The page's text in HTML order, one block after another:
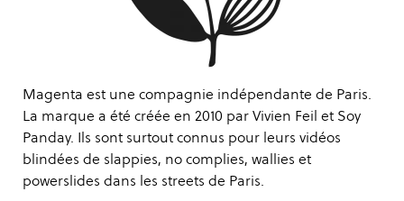
Magenta est une compagnie indépendante de Paris.
La marque a été créée en 2010 par Vivien Feil et Soy
Panday. Ils sont surtout connus pour leurs vidéos
blindées de slappies, no complies, wallies et
powerslides dans les streets de Paris.